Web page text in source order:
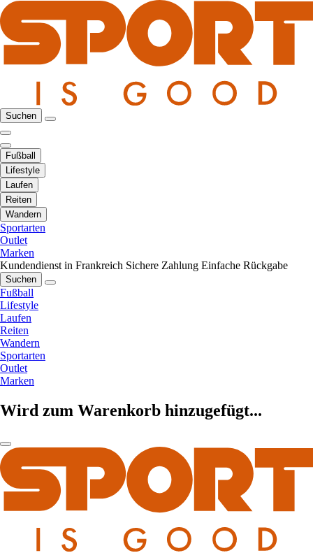
Suchen
Fußball
Lifestyle
Laufen
Reiten
Wandern
Sportarten
Outlet
Marken
Kundendienst in Frankreich Sichere Zahlung Einfache Rückgabe
Suchen
Fußball
Lifestyle
Laufen
Reiten
Wandern
Sportarten
Outlet
Marken
Wird zum Warenkorb hinzugefügt...